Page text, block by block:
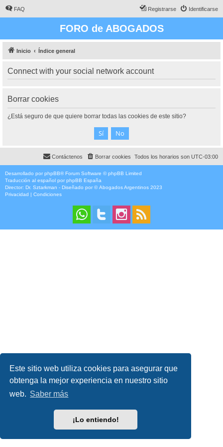
Este sitio web utiliza cookies para asegurar que
obtenga la mejor experiencia en nuestro sitio
web. Saber más
¡Lo entiendo!
FAQ Identificarse
Registrarse
FORO de ABOGADOS
Inicio Índice general
Connect with your social network account
Borrar cookies
¿Está seguro de que quiere borrar todas las cookies de este sitio?
Todos los horarios son UTC-03:00
Borrar cookies
Contáctenos
Desarrollado por phpBB® Forum Software © phpBB Limited
Traducción al español por phpBB España
Director: Dr. Sztarkman - Diseñado por ©Abogados Argentinos 2023
Privacidad | Condiciones